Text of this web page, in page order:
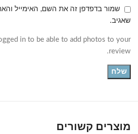
שמור בדפדפן זה את השם, האימייל
שאגיב.
in to be able to add photos to your
review.
מוצרים קשורים